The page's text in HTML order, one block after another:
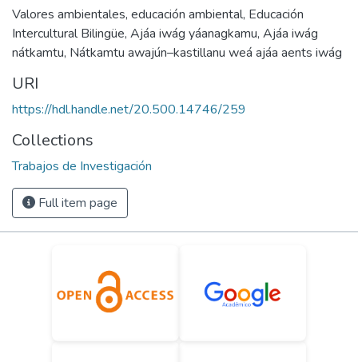
Valores ambientales, educación ambiental, Educación
Intercultural Bilingüe, Ajáa iwág yáanagkamu, Ajáa iwág
nátkamtu, Nátkamtu awajún–kastillanu weá ajáa aents iwág
URI
https://hdl.handle.net/20.500.14746/259
Collections
Trabajos de Investigación
Full item page